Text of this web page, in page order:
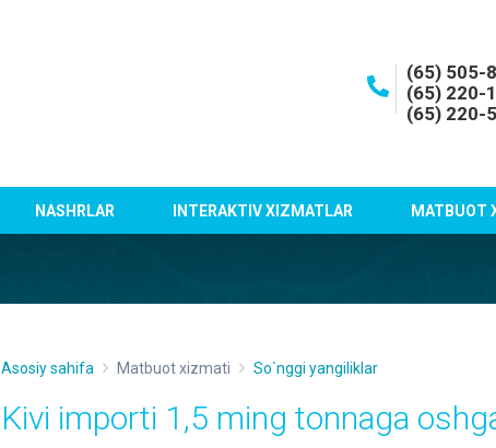
(65) 505-
(65) 220-
(65) 220-
NASHRLAR INTERAKTIV XIZMATLAR MATBUOT
Asosiy sahifa Matbuot xizmati So`nggi yangiliklar
Kivi importi 1,5 ming tonnaga